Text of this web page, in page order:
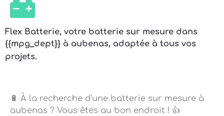
Flex Batterie, votre batterie sur mesure dans
{{mpg_dept}} à aubenas, adaptée à tous vos
projets.
aubenas ? Vous êtes au bon endroit ! 👍